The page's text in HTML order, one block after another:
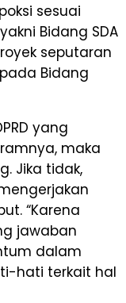
sesuai
Bidang SDA
seputaran
Bidang
yang
maka
Jika tidak,
“Karena
jawaban
dalam
hati terkait hal